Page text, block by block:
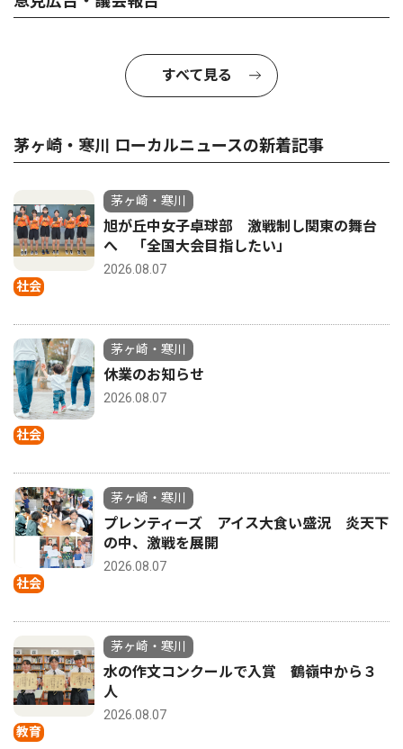
すべて見る
茅ヶ崎・寒川 ローカルニュースの新着記事
社会
茅ヶ崎・寒川
旭が丘中女子卓球部 激戦制し関東の舞台
へ 「全国大会目指したい」
2026.08.07
社会
茅ヶ崎・寒川
休業のお知らせ
2026.08.07
社会
茅ヶ崎・寒川
プレンティーズ アイス大食い盛況 炎天下
の中、激戦を展開
2026.08.07
教育
茅ヶ崎・寒川
水の作文コンクールで入賞 鶴嶺中から３
人
2026.08.07